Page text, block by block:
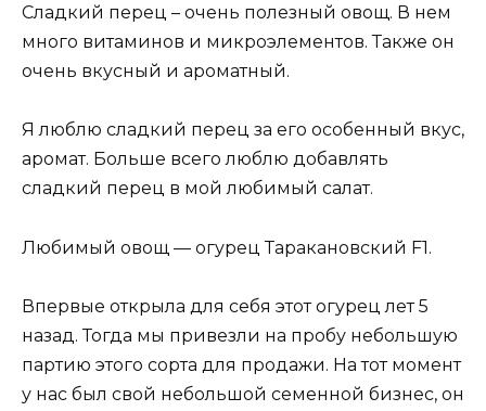
Сладкий перец – очень полезный овощ. В нем
много витаминов и микроэлементов. Также он
очень вкусный и ароматный.
Я люблю сладкий перец за его особенный вкус,
аромат. Больше всего люблю добавлять
сладкий перец в мой любимый салат.
Любимый овощ — огурец Таракановский F1.
Впервые открыла для себя этот огурец лет 5
назад. Тогда мы привезли на пробу небольшую
партию этого сорта для продажи. На тот момент
у нас был свой небольшой семенной бизнес, он